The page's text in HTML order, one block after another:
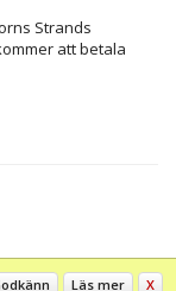
Strands
att betala
Läs mer X